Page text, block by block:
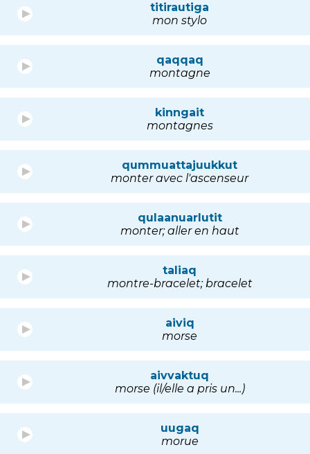
titirautiga
mon stylo
qaqqaq
montagne
kinngait
montagnes
qummuattajuukkut
monter avec l'ascenseur
qulaanuarlutit
monter; aller en haut
taliaq
montre-bracelet; bracelet
aiviq
morse
aivvaktuq
morse (il/elle a pris un...)
uugaq
morue